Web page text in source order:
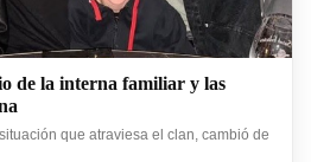
de la interna familiar y las
que atraviesa el clan, cambió de